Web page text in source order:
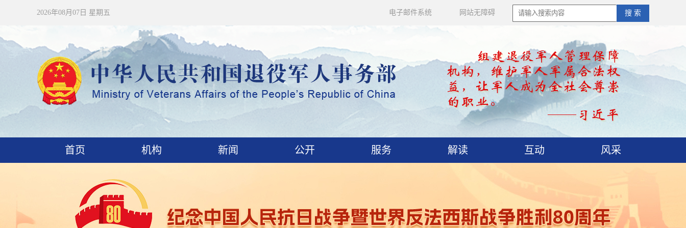
2026年08月07日 星期五 搜 索
电子邮件系统 网站无障碍
首页 机构 新闻 公开 服务 解读 互动 风采